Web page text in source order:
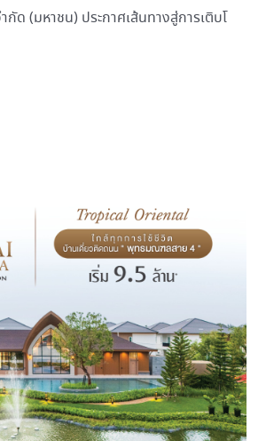
ด (มหาชน) ประกาศเส้นทางสู่การเติบโ